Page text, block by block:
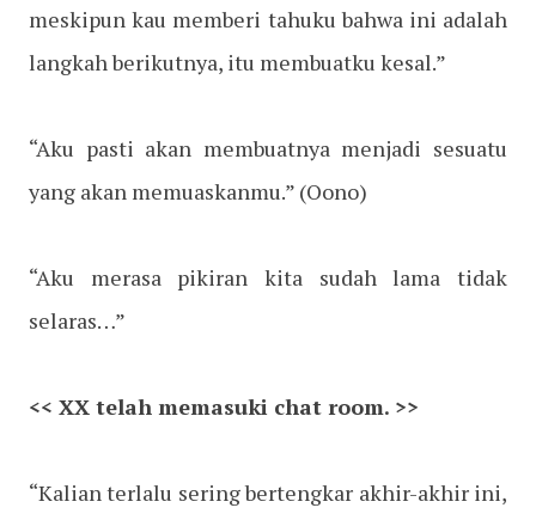
meskipun kau memberi tahuku bahwa ini adalah
langkah berikutnya, itu membuatku kesal.”
“Aku pasti akan membuatnya menjadi sesuatu
yang akan memuaskanmu.” (Oono)
“Aku merasa pikiran kita sudah lama tidak
selaras…”
<< XX telah memasuki chat room. >>
“Kalian terlalu sering bertengkar akhir-akhir ini,